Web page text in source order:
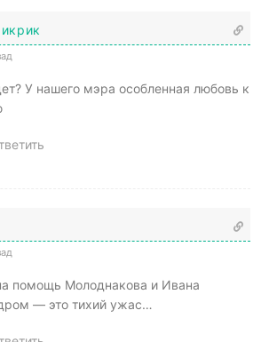
У нашего мэра особленная любовь к
помощь Молоднакова и Ивана
— это тихий ужас…